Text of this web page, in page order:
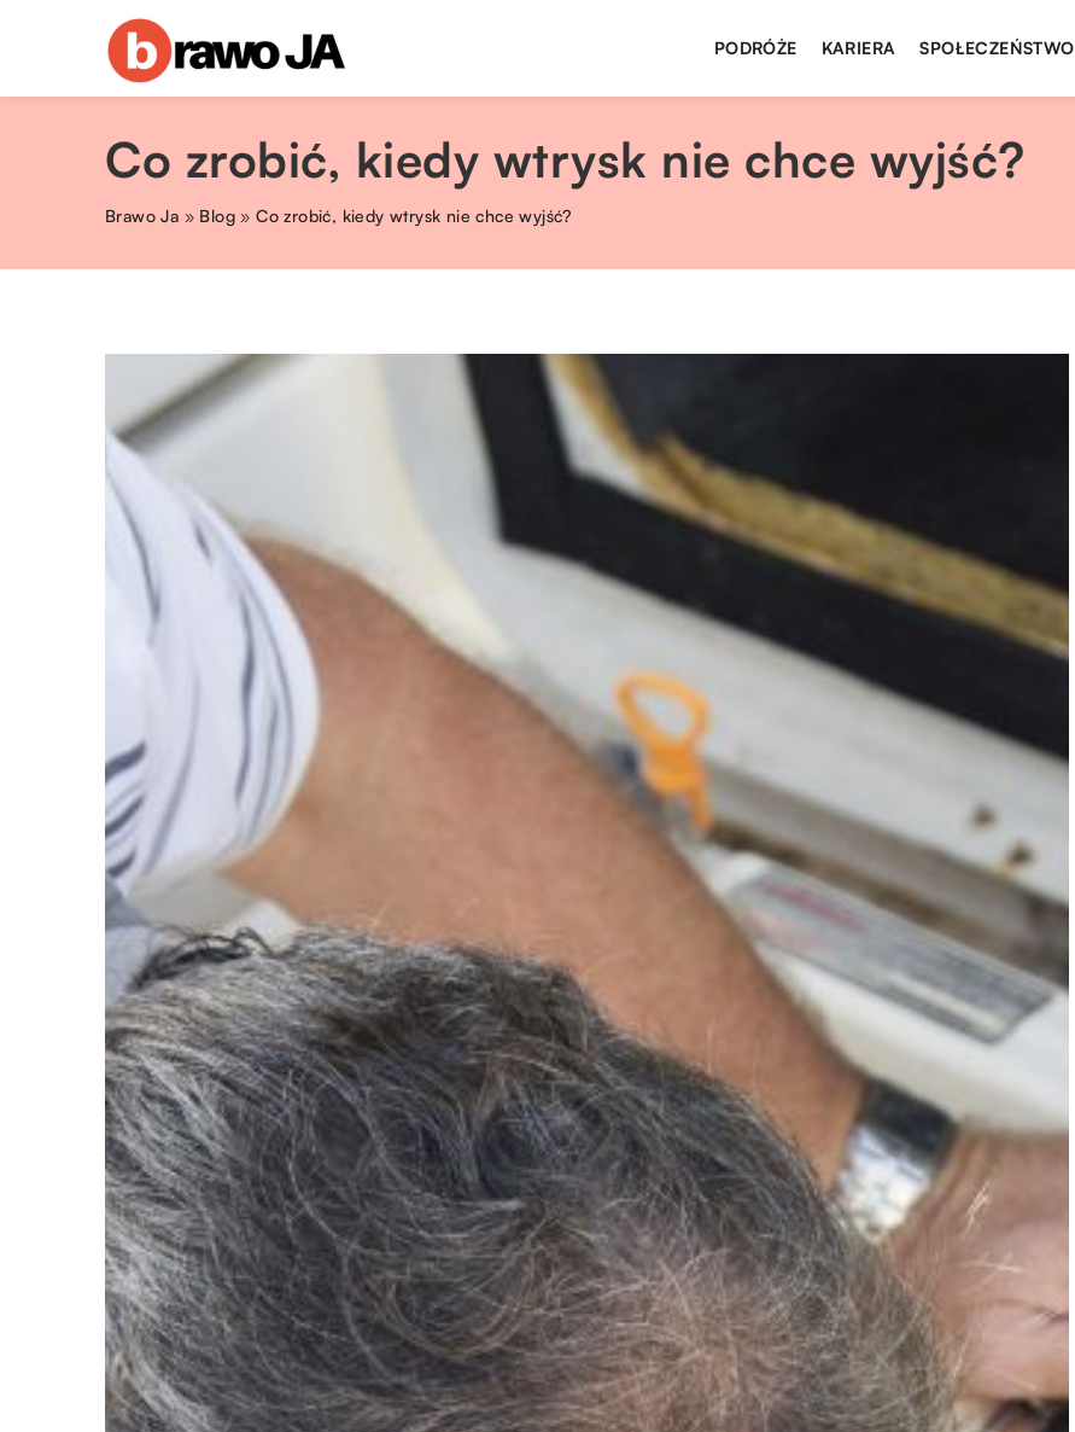
PODRÓŻE KARIERA SPOŁECZEŃSTWO
Co zrobić, kiedy wtrysk nie chce wyjść?
Brawo Ja » Blog »Co zrobić, kiedy wtrysk nie chce wyjść?